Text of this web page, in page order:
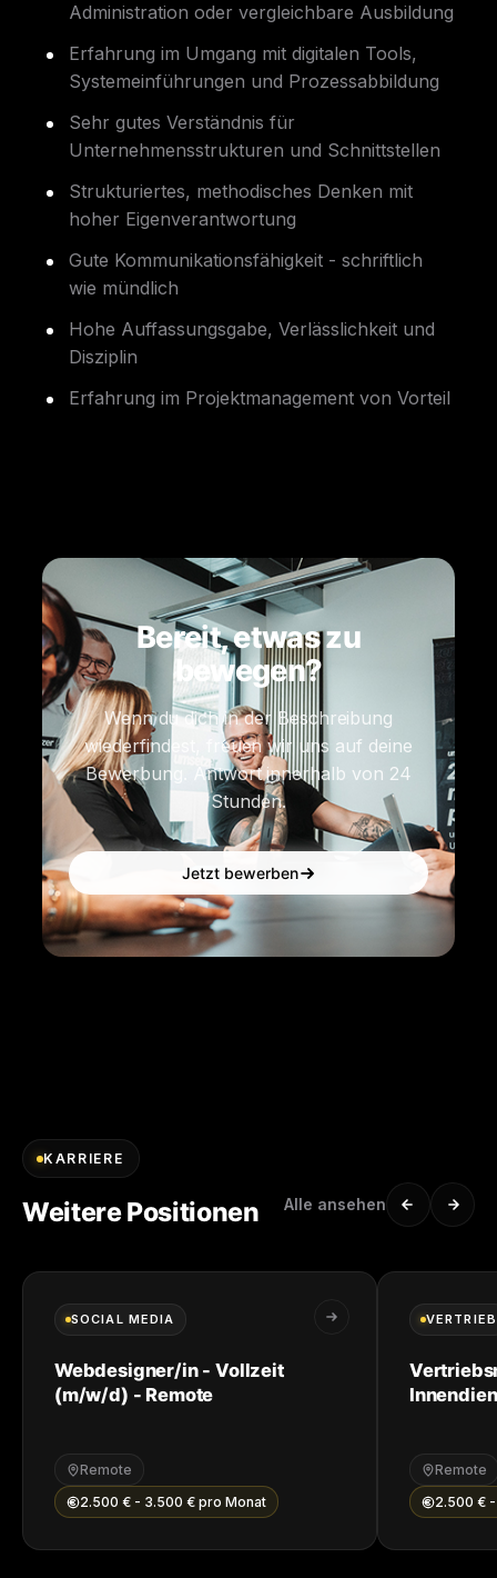
Administration oder vergleichbare Ausbildung
Erfahrung im Umgang mit digitalen Tools,
Systemeinführungen und Prozessabbildung
Sehr gutes Verständnis für
Unternehmensstrukturen und Schnittstellen
Strukturiertes, methodisches Denken mit
hoher Eigenverantwortung
Gute Kommunikationsfähigkeit - schriftlich
wie mündlich
Hohe Auffassungsgabe, Verlässlichkeit und
Disziplin
Erfahrung im Projektmanagement von Vorteil
Bereit, etwas zu
bewegen?
Wenn du dich in der Beschreibung
wiederfindest, freuen wir uns auf deine
Bewerbung. Antwort innerhalb von 24
Stunden.
Jetzt bewerben
KARRIERE
Weitere Positionen Alle ansehen
SOCIAL MEDIA
Webdesigner/in - Vollzeit
(m/w/d) - Remote
Remote
2.500 € - 3.500 € pro Monat
VERTRIEB
Remote
2.500 €